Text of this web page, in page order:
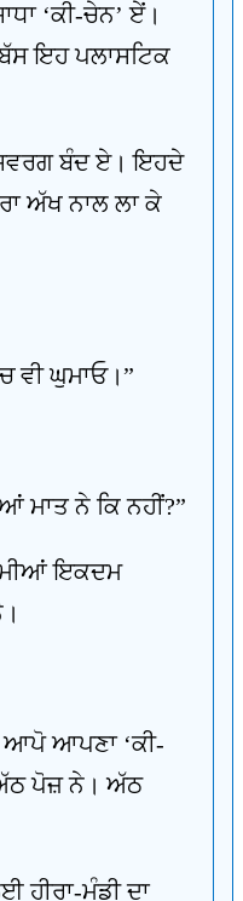
‘ਕੀ-ਚੇਨ’ ਏਂ।
ਇਹ ਪਲਾਸਟਿਕ
ਬੰਦ ਏ। ਇਹਦੇ
ਅੱਖ ਨਾਲ ਲਾ ਕੇ
ਵੀ ਘੁਮਾਓ।”
ਮਾਤ ਨੇ ਕਿ ਨਹੀਂ?”
ਇਕਦਮ
ਆਪੋ ਆਪਣਾ ‘ਕੀ-
ਪੋਜ਼ ਨੇ। ਅੱਠ
ਹੀਰਾ-ਮੰਡੀ ਦਾ